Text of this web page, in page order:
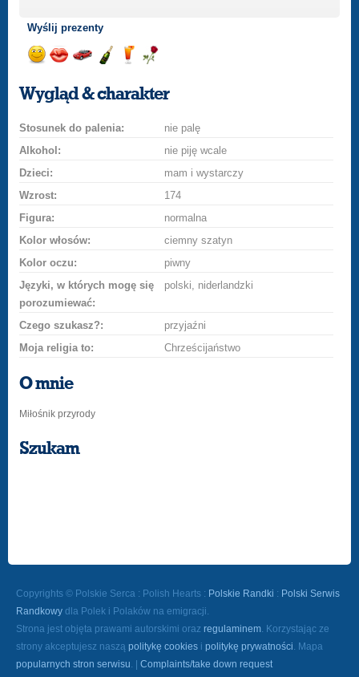
Wyślij prezenty
uśmiech
buziakasamochodem
szampana
drinka
różę
Wygląd & charakter
Stosunek do palenia:
nie palę
Alkohol:
nie piję wcale
Dzieci:
mam i wystarczy
Wzrost:
174
Figura:
normalna
Kolor włosów:
ciemny szatyn
Kolor oczu:
piwny
Języki, w których mogę się
porozumiewać:
polski, niderlandzki
Czego szukasz?:
przyjaźni
Moja religia to:
Chrześcijaństwo
O mnie
Miłośnik przyrody
Szukam
Copyrights © Polskie Serca : Polish Hearts : Polskie Randki : Polski Serwis
Randkowy dla Polek i Polaków na emigracji.
Strona jest objęta prawami autorskimi oraz regulaminem. Korzystając ze
strony akceptujesz naszą politykę cookies i politykę prywatności. Mapa
popularnych stron serwisu. | Complaints/take down request